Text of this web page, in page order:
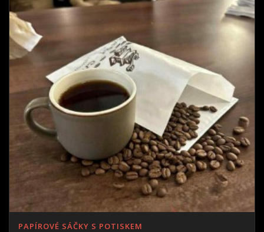
PAPÍROVÉ SÁČKY S POTISKEM